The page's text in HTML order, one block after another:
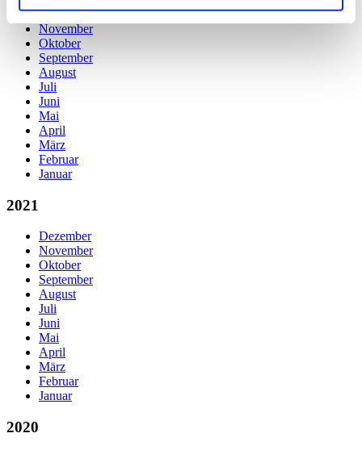
Dezember
November
Oktober
September
August
Juli
Juni
Mai
April
März
Februar
Januar
2021
Dezember
November
Oktober
September
August
Juli
Juni
Mai
April
März
Februar
Januar
2020